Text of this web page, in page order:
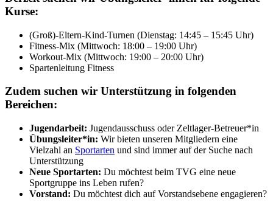
Kurse:
(Groß)-Eltern-Kind-Turnen (Dienstag: 14:45 – 15:45 Uhr)
Fitness-Mix (Mittwoch: 18:00 – 19:00 Uhr)
Workout-Mix (Mittwoch: 19:00 – 20:00 Uhr)
Spartenleitung Fitness
Zudem suchen wir Unterstützung in folgenden
Bereichen:
Jugendarbeit: Jugendausschuss oder Zeltlager-Betreuer*in
Übungsleiter*in: Wir bieten unseren Mitgliedern eine
Vielzahl an Sportarten und sind immer auf der Suche nach
Unterstützung
Neue Sportarten: Du möchtest beim TVG eine neue
Sportgruppe ins Leben rufen?
Vorstand: Du möchtest dich auf Vorstandsebene engagieren?